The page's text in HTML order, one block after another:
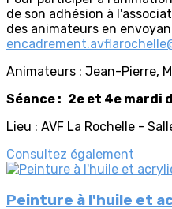
de son adhésion à
des animateurs en
Animateurs : Jean-Pierre,
Séance : 2e et 4e mardi
Lieu : AVF La Rochelle -
Consultez également
Peinture à l'huile et